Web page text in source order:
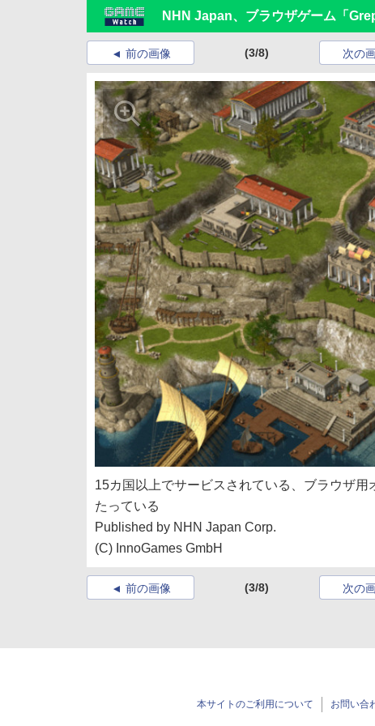
NHN Japan、ブラウザゲーム「
前の画像 (3/8) 次の
15カ国以上でサービスされている、ブラウザ
たっている
Published by NHN Japan Corp.
(C) InnoGames GmbH
前の画像 (3/8) 次の
本サイトのご利用について お問い合